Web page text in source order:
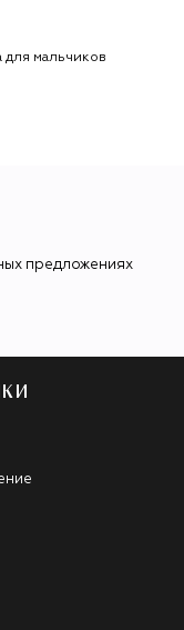
для мальчиков
предложениях